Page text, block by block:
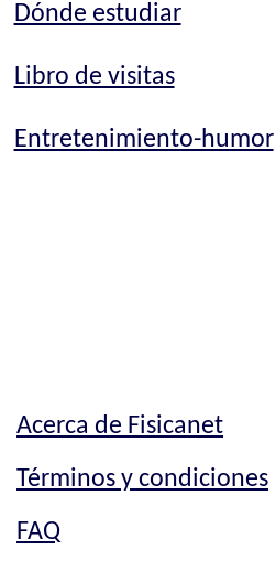
Dónde estudiar
Libro de visitas
Entretenimiento-humor
Acerca de Fisicanet
Términos y condiciones
FAQ